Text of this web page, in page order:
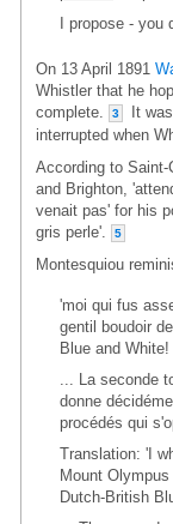
I propose - you
On 13 April 1891
Whistler that he
complete.
3
It
interrupted when
According to Saint-
and Brighton,
venait pas' for his
gris perle'.
5
Montesquiou
'moi qui fus
gentil boudoir
Blue and White!
... La seconde
donne
procédés qui
Translation: 'I
Mount
Dutch-British